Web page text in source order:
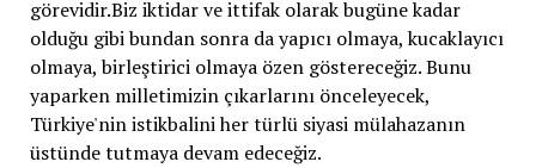
görevidir.Biz iktidar ve ittifak olarak bugüne kadar
olduğu gibi bundan sonra da yapıcı olmaya, kucaklayıcı
olmaya, birleştirici olmaya özen göstereceğiz. Bunu
yaparken milletimizin çıkarlarını önceleyecek,
Türkiye'nin istikbalini her türlü siyasi mülahazanın
üstünde tutmaya devam edeceğiz.